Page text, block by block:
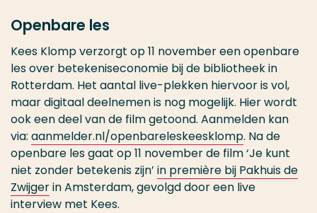
Openbare les
Kees Klomp verzorgt op 11 november een openbare
les over betekeniseconomie bij de bibliotheek in
Rotterdam. Het aantal live-plekken hiervoor is vol,
maar digitaal deelnemen is nog mogelijk. Hier wordt
ook een deel van de film getoond. Aanmelden kan
via: aanmelder.nl/openbareleskeesklomp. Na de
openbare les gaat op 11 november de film ‘Je kunt
niet zonder betekenis zijn’ in première bij Pakhuis de
Zwijgerin Amsterdam, gevolgd door een live
interview met Kees.